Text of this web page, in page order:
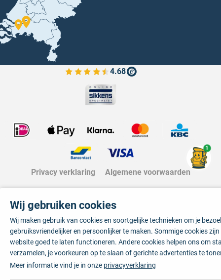
4.68
Bekijk de verfplaza beoordelingen
Privacy verklaring Algemene voorwaarden
1
Wij gebruiken cookies
Wij maken gebruik van cookies en soortgelijke technieken om je
gebruiksvriendelijker en persoonlijker te maken. Sommige cookies
website goed te laten functioneren. Andere cookies helpen ons om
verzamelen, je voorkeuren op te slaan of gerichte advertenties te
Meer informatie vind je in onze privacyverklaring